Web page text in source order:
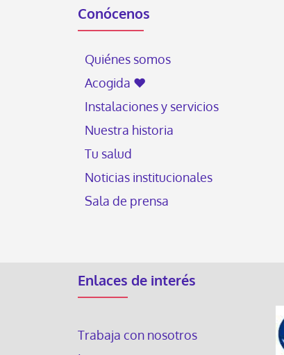
Conócenos
Quiénes somos
Acogida ♥
Instalaciones y servicios
Nuestra historia
Tu salud
Noticias institucionales
Sala de prensa
Enlaces de interés
Trabaja con nosotros